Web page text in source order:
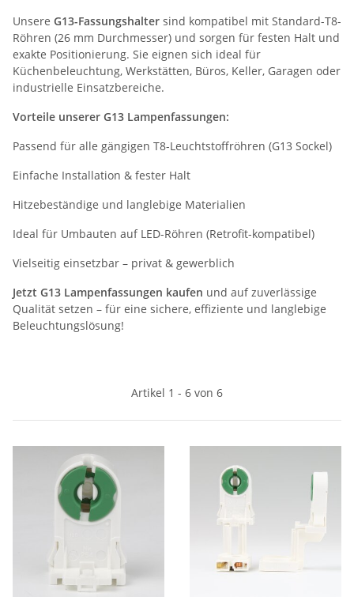
Unsere G13-Fassungshalter sind kompatibel mit Standard-T8-
Röhren (26 mm Durchmesser) und sorgen für festen Halt und
exakte Positionierung. Sie eignen sich ideal für
Küchenbeleuchtung, Werkstätten, Büros, Keller, Garagen oder
industrielle Einsatzbereiche.
Vorteile unserer G13 Lampenfassungen:
Passend für alle gängigen T8-Leuchtstoffröhren (G13 Sockel)
Einfache Installation & fester Halt
Hitzebeständige und langlebige Materialien
Ideal für Umbauten auf LED-Röhren (Retrofit-kompatibel)
Vielseitig einsetzbar – privat & gewerblich
Jetzt G13 Lampenfassungen kaufen und auf zuverlässige
Qualität setzen – für eine sichere, effiziente und langlebige
Beleuchtungslösung!
Artikel 1 - 6 von 6